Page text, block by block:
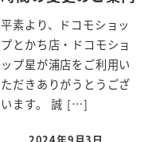
平素より、ドコモショッ
プとかち店・ドコモショ
ップ星が浦店をご利用い
ただきありがうとうござ
います。 誠 […]
2024年9月3日